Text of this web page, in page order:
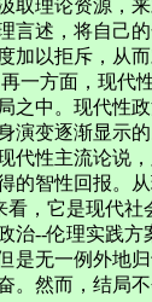
取理论资源，
言述，将自己
加以拒斥，从
方面，现代性
之中。现代性
演变逐渐显示
代性主流论说
的智性回报。
看，它是现代
治--伦理实践
是无一例外地
。然而，结局